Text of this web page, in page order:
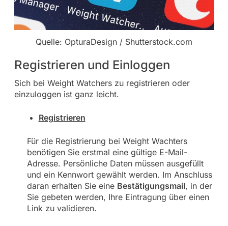
Quelle: OpturaDesign / Shutterstock.com
Registrieren und Einloggen
Sich bei Weight Watchers zu registrieren oder
einzuloggen ist ganz leicht.
Registrieren
Für die Registrierung bei Weight Wachters
benötigen Sie erstmal eine gültige E-Mail-
Adresse. Persönliche Daten müssen ausgefüllt
und ein Kennwort gewählt werden. Im Anschluss
daran erhalten Sie eine Bestätigungsmail, in der
Sie gebeten werden, Ihre Eintragung über einen
Link zu validieren.